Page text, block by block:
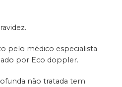
pelo médico especialista
por Eco doppler.
não tratada tem